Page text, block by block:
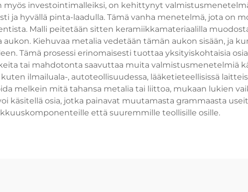
investointimalleiksi, on kehittynyt
hyvällä pinta-laadulla. Tämä vanha menetelmä, jota on
Malli peitetään sitten keramiikkamateriaalilla
Kiehuvaa metalia vedetään tämän aukon sisään, ja
Tämä prosessi erinomaisesti tuottaa yksityiskohtaisia
tai mahdotonta saavuttaa muita valmistusmenetelmiä
ilmailuala-, autoteollisuudessa, lääketieteellisissä
melkein mitä tahansa metalia tai liittoa, mukaan lukien
käsitellä osia, jotka painavat muutamasta grammaasta
että suuremmille teollisille osille.